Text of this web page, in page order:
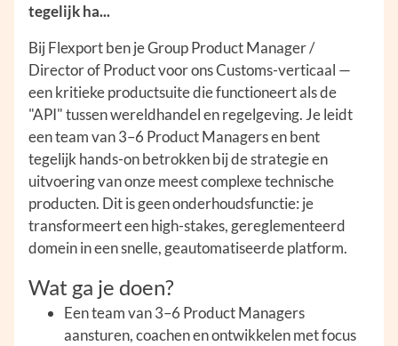
tegelijk ha...
Bij Flexport ben je Group Product Manager /
Director of Product voor ons Customs-verticaal —
een kritieke productsuite die functioneert als de
"API" tussen wereldhandel en regelgeving. Je leidt
een team van 3–6 Product Managers en bent
tegelijk hands-on betrokken bij de strategie en
uitvoering van onze meest complexe technische
producten. Dit is geen onderhoudsfunctie: je
transformeert een high-stakes, gereglementeerd
domein in een snelle, geautomatiseerde platform.
Wat ga je doen?
Een team van 3–6 Product Managers
aansturen, coachen en ontwikkelen met focus